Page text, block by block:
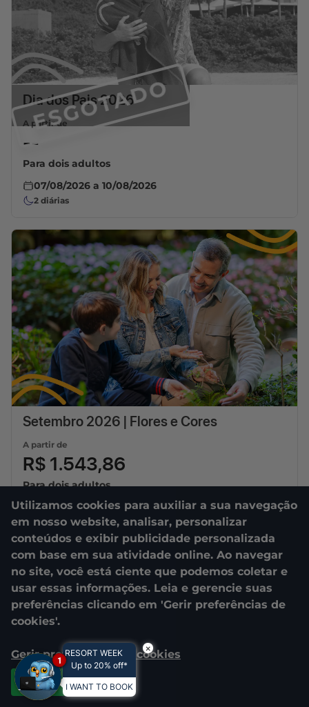
Utilizamos cookies para auxiliar a sua navegação
em nosso website, analisar, personalizar
conteúdos e exibir publicidade personalizada
com base em sua atividade online. Ao navegar
no site, você está ciente que podemos coletar e
usar essas informações. Leia e gerencie suas
preferências clicando em 'Gerir preferências de
cookies'.
Gerir preferências de cookies
Aceitar todos
ESGOTADO
Dia dos Pais 2026
A partir de
--
Para dois adultos
07/08/2026 a 10/08/2026
2 diárias
Setembro 2026 | Flores e Cores
A partir de
R$ 1.543,86
Para dois adultos
01/09/2026 a 30/09/2026
3diárias
×
RESORT WEEK
Up to 20% off*
I WANT TO BOOK
1